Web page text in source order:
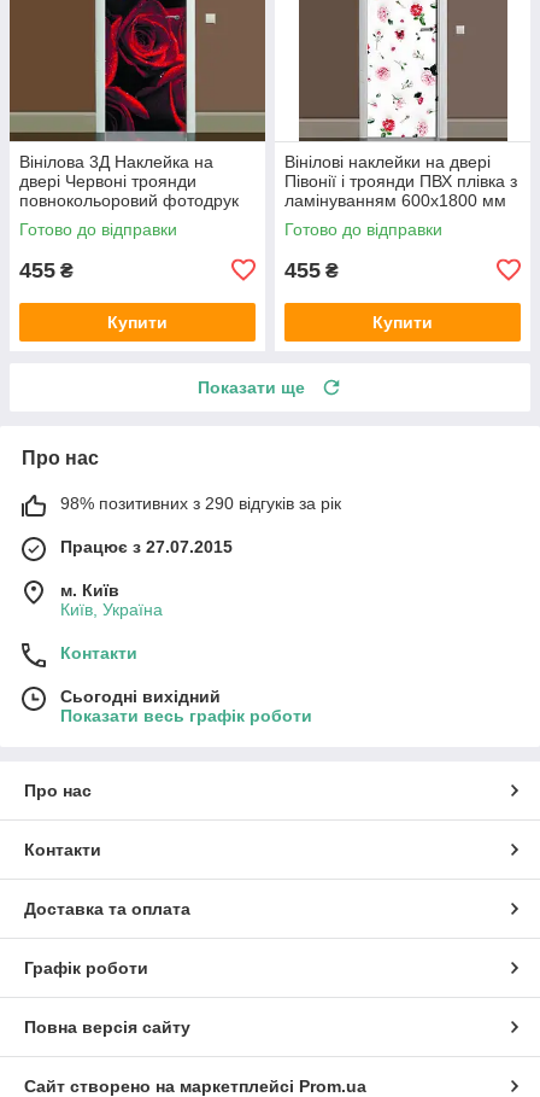
Вінілова 3Д Наклейка на
двері Червоні троянди
повнокольоровий фотодрук
плівка для дверей декор
600х1800 мм
Готово до відправки
455 ₴
Купити
Вінілові наклейки на двері
Півонії і троянди ПВХ плівка з
ламінуванням 600х1800 мм
квіти Білий
Готово до відправки
455 ₴
Купити
Показати ще
Про нас
98% позитивних з 290 відгуків за рік
Працює з 27.07.2015
м. Київ
Київ, Україна
Контакти
Сьогодні вихідний
Показати весь графік роботи
Про нас
Контакти
Доставка та оплата
Графік роботи
Повна версія сайту
Сайт створено на маркетплейсі Prom.ua